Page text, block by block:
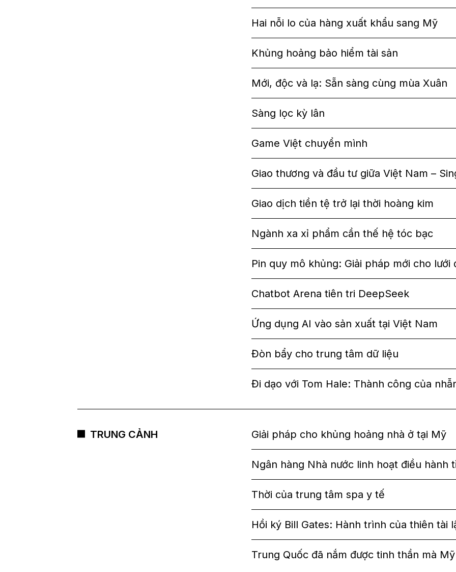
Hai nỗi lo của hàng xuất khẩu sang Mỹ
Khủng hoảng bảo hiểm tài sản
Mới, độc và lạ: Sẵn sàng cùng mùa Xuân
Sàng lọc kỳ lân
Game Việt chuyển mình
Giao thương và đầu tư giữa Việt Nam –
Giao dịch tiền tệ trở lại thời hoàng kim
Ngành xa xỉ phẩm cần thế hệ tóc bạc
Pin quy mô khủng: Giải pháp mới cho lưới
Chatbot Arena tiên tri DeepSeek
Ứng dụng AI vào sản xuất tại Việt Nam
Đòn bẩy cho trung tâm dữ liệu
Đi dạo với Tom Hale: Thành công của
TRUNG CẢNH Giải pháp cho khủng hoảng nhà ở tại Mỹ
Ngân hàng Nhà nước linh hoạt điều hành
Thời của trung tâm spa y tế
Hồi ký Bill Gates: Hành trình của thiên tài
Trung Quốc đã nắm được tinh thần mà